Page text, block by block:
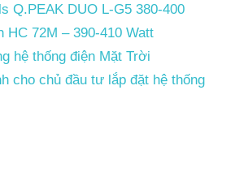
Q.PEAK DUO L-G5 380-400
HC 72M – 390-410 Watt
hệ thống điện Mặt Trời
cho chủ đầu tư lắp đặt hệ thống